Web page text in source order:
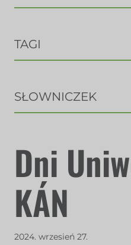
TAGI
SŁOWNICZEK
Dni
KÁN
2024. wrzesień 27.